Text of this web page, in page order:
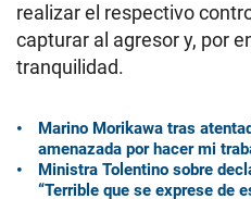
realizar el respectivo
capturar al agresor y, por
tranquilidad.
Marino Morikawa tras
amenazada por hacer mi
Ministra Tolentino sobre
“Terrible que se exprese de